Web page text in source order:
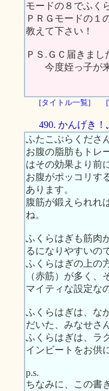
モードの８でふく
ＰＲＧモードの１
教えて下さい！
ＰＳ.ＧＣ届きまし
今度姪っ子が来
[タイトル一覧]
490. かんげき
ふたこぶらくださ
お腹の脂肪もトレ
はその効果より前
お腹がポッコリす
あります。
腹筋が鍛えられれ
ね。
ふくらはぎも筋肉
るになりやすいの
ふくらはぎの上の
（赤筋）が多く
マイティな設定な
ふくらはぎは、な
だいた、みなせさ
ふくらはぎは、ラ
インビートをお供
p.s.
ちなみに、この書